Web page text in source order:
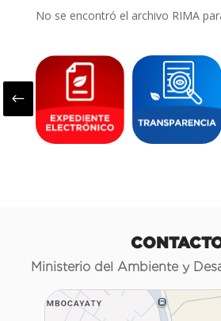
No se encontró el archivo RIMA
#
Ministerio del Ambiente y